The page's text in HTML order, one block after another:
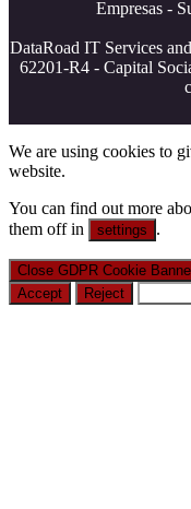
Empresas -
DataRoad IT Services
62201-R4 - Capital
We are using cookies to
website.
You can find out more
them off in
settings .
Close GDPR Cookie
Accept
Reject